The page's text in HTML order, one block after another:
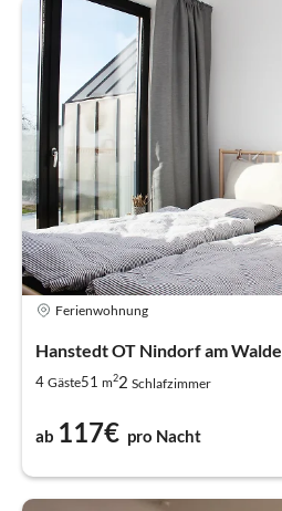
Ferienwohnung
Hanstedt OT Nindorf am Walde
4 Gäste51 m22 Schlafzimmer
ab 117€ pro Nacht